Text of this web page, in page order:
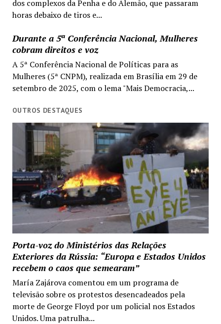
dos complexos da Penha e do Alemão, que passaram
horas debaixo de tiros e...
Durante a 5ª Conferência Nacional, Mulheres
cobram direitos e voz
A 5ª Conferência Nacional de Políticas para as
Mulheres (5ª CNPM), realizada em Brasília em 29 de
setembro de 2025, com o lema "Mais Democracia,...
OUTROS DESTAQUES
Porta-voz do Ministérios das Relações
Exteriores da Rússia: “Europa e Estados Unidos
recebem o caos que semearam”
María Zajárova comentou em um programa de
televisão sobre os protestos desencadeados pela
morte de George Floyd por um policial nos Estados
Unidos. Uma patrulha...